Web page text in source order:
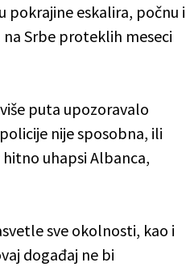
pokrajine eskalira, počnu i
Srbe proteklih meseci
puta upozoravalo
nije sposobna, ili
hitno uhapsi Albanca,
sve okolnosti, kao i
događaj ne bi